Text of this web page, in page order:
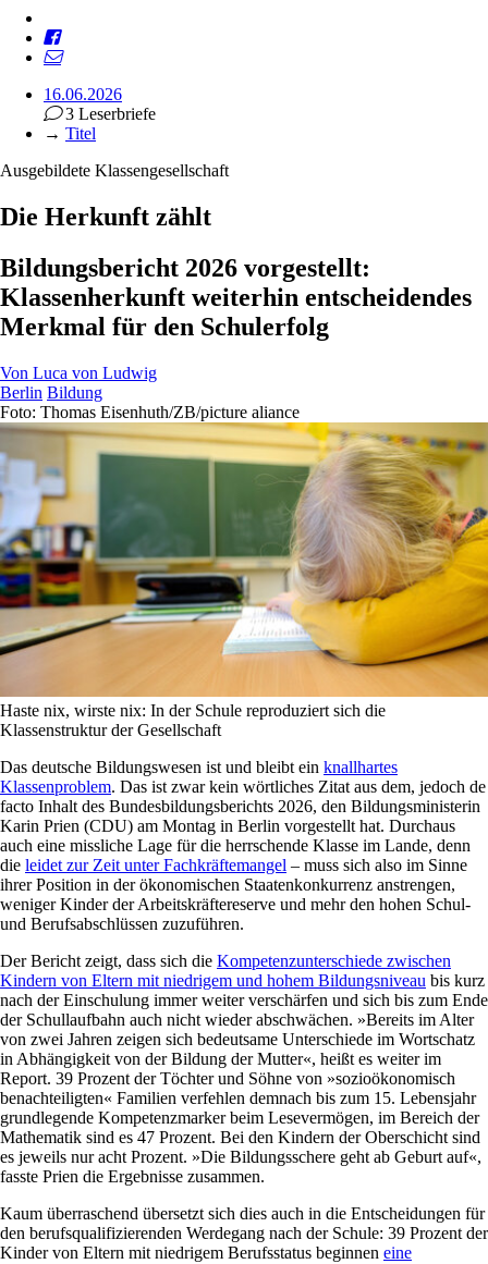
16.06.2026
3 Leserbriefe
→ Titel
Ausgebildete Klassengesellschaft
Die Herkunft zählt
Bildungsbericht 2026 vorgestellt:
Klassenherkunft weiterhin entscheidendes
Merkmal für den Schulerfolg
Von Luca von Ludwig
Berlin Bildung
Foto: Thomas Eisenhuth/ZB/picture aliance
Haste nix, wirste nix: In der Schule reproduziert sich die
Klassenstruktur der Gesellschaft
Das deutsche Bildungswesen ist und bleibt ein knallhartes
Klassenproblem. Das ist zwar kein wörtliches Zitat aus dem, jedoch de
facto Inhalt des Bundesbildungsberichts 2026, den Bildungsministerin
Karin Prien (CDU) am Montag in Berlin vorgestellt hat. Durchaus
auch eine missliche Lage für die herrschende Klasse im Lande, denn
die leidet zur Zeit unter Fachkräftemangel – muss sich also im Sinne
ihrer Position in der ökonomischen Staatenkonkurrenz anstrengen,
weniger Kinder der Arbeitskräftereserve und mehr den hohen Schul-
und Berufsabschlüssen zuzuführen.
Der Bericht zeigt, dass sich die Kompetenzunterschiede zwischen
Kindern von Eltern mit niedrigem und hohem Bildungsniveau bis kurz
nach der Einschulung immer weiter verschärfen und sich bis zum Ende
der Schullaufbahn auch nicht wieder abschwächen. »Bereits im Alter
von zwei Jahren zeigen sich bedeutsame Unterschiede im Wortschatz
in Abhängigkeit von der Bildung der Mutter«, heißt es weiter im
Report. 39 Prozent der Töchter und Söhne von »sozioökonomisch
benachteiligten« Familien verfehlen demnach bis zum 15. Lebensjahr
grundlegende Kompetenzmarker beim Lesevermögen, im Bereich der
Mathematik sind es 47 Prozent. Bei den Kindern der Oberschicht sind
es jeweils nur acht Prozent. »Die Bildungsschere geht ab Geburt auf«,
fasste Prien die Ergebnisse zusammen.
Kaum überraschend übersetzt sich dies auch in die Entscheidungen für
den berufsqualifizierenden Werdegang nach der Schule: 39 Prozent der
Kinder von Eltern mit niedrigem Berufsstatus beginnen eine